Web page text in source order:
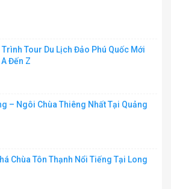
Tour Du Lịch Đảo Phú Quốc Mới
Đến Z
– Ngôi Chùa Thiêng Nhất Tại Quảng
Chùa Tôn Thạnh Nổi Tiếng Tại Long